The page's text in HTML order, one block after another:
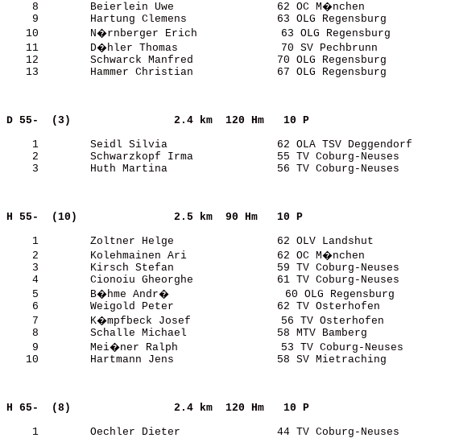
8        Beierlein Uwe                62 OC M�nchen
9        Hartung Clemens              63 OLG Regensburg
10        N�rnberger Erich             63 OLG Regensburg
11        D�hler Thomas                70 SV Pechbrunn
12        Schwarck Manfred             70 OLG Regensburg
13        Hammer Christian             67 OLG Regensburg
D 55-  (3)
2.4 km  120 Hm   10 P
1        Seidl Silvia                 62 OLA TSV Deggendorf
2        Schwarzkopf Irma             55 TV Coburg-Neuses
3        Huth Martina                 56 TV Coburg-Neuses
H 55-  (10)
2.5 km  90 Hm   10 P
1        Zoltner Helge                62 OLV Landshut
2        Kolehmainen Ari              62 OC M�nchen
3        Kirsch Stefan                59 TV Coburg-Neuses
4        Cionoiu Gheorghe             61 TV Coburg-Neuses
5        B�hme Andr�                  60 OLG Regensburg
6        Weigold Peter                62 TV Osterhofen
7        K�mpfbeck Josef              56 TV Osterhofen
8        Schalle Michael              58 MTV Bamberg
9        Mei�ner Ralph                53 TV Coburg-Neuses
10        Hartmann Jens                58 SV Mietraching
H 65-  (8)
2.4 km  120 Hm   10 P
1        Oechler Dieter               44 TV Coburg-Neuses